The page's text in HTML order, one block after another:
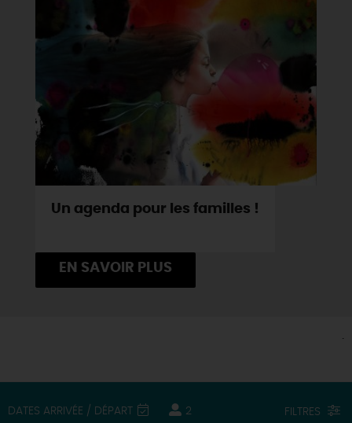
Un agenda pour les familles !
EN SAVOIR PLUS
DATES ARRIVÉE / DÉPART 2 FILTRES